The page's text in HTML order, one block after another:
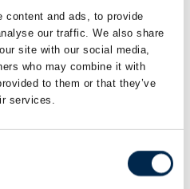
content and ads, to provide
our traffic. We also share
site with our social media,
who may combine it with
to them or that they’ve
services.
På messen
til